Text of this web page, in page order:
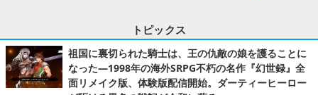
トピックス
祖国に裏切られた騎士は、王の仇敵の娘を護ることに
なった―1998年の海外SRPG不朽の名作『幻世録』全
面リメイク版、体験版配信開始。ダーティーヒーロー